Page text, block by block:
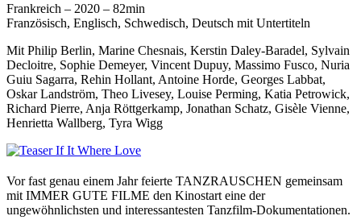
Frankreich – 2020 – 82min
Französisch, Englisch, Schwedisch, Deutsch mit Untertiteln
Mit Philip Berlin, Marine Chesnais, Kerstin Daley-Baradel, Sylvain
Decloitre, Sophie Demeyer, Vincent Dupuy, Massimo Fusco, Nuria
Guiu Sagarra, Rehin Hollant, Antoine Horde, Georges Labbat,
Oskar Landström, Theo Livesey, Louise Perming, Katia Petrowick,
Richard Pierre, Anja Röttgerkamp, Jonathan Schatz, Gisèle Vienne,
Henrietta Wallberg, Tyra Wigg
Vor fast genau einem Jahr feierte TANZRAUSCHEN gemeinsam
mit IMMER GUTE FILME den Kinostart eine der
ungewöhnlichsten und interessantesten Tanzfilm-Dokumentationen.